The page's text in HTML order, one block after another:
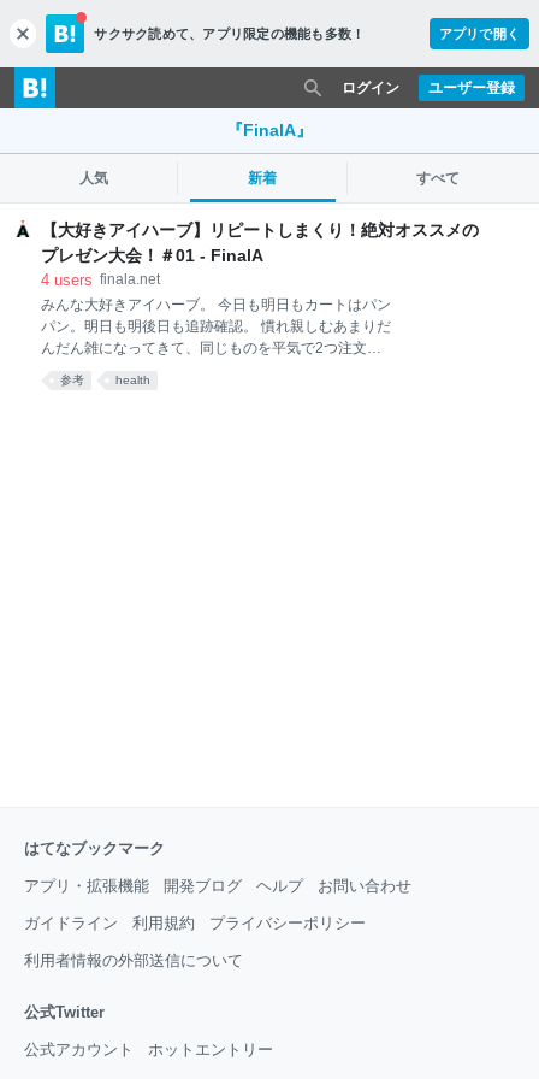
c
l
o
s
サクサク読めて、 アプリ限定の機能も多数！ アプリで開く
ユーザー登録
ログイン
『FinalA』
人気 新着 すべて
【大好きアイハーブ】リピートしまくり！絶対オススメの
プレゼン大会！＃01 - FinalA
4 users finala.net
みんな大好きアイハーブ。 今日も明日もカートはパン
パン。明日も明後日も追跡確認。 慣れ親しむあまりだ
んだん雑になってきて、同じものを平気で2つ注文し
てたり、何を買ったか届くまでぼんやりしている状態
になったらもう立派なアイハーブラバー。 アイハーブ
参考 health
はてなブックマーク
アプリ・拡張機能 開発ブログ ヘルプ お問い合わせ
ガイドライン 利用規約 プライバシーポリシー
利用者情報の外部送信について
公式Twitter
公式アカウント ホットエントリー